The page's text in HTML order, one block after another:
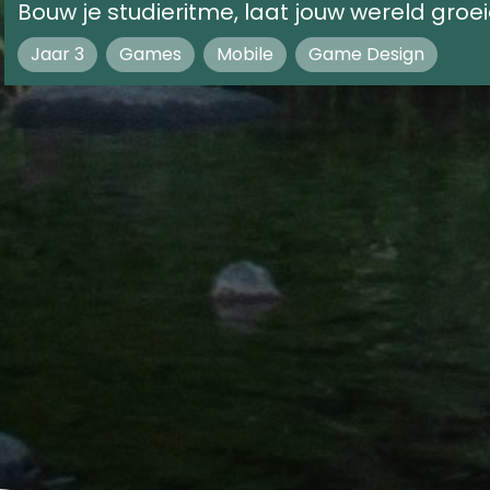
Bouw je studieritme, laat jouw wereld
Jaar 3 Games Mobile Game Design